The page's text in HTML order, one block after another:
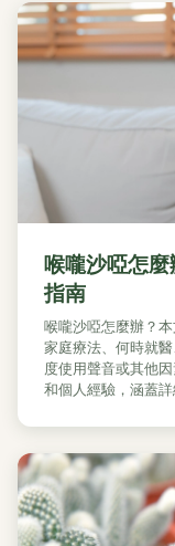
喉嚨沙啞怎
指南
喉嚨沙啞怎麼辦？
家庭療法、何時就
度使用聲音或其他
和個人經驗，涵蓋